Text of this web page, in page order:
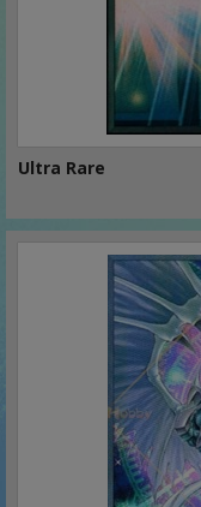
Ultra Rare